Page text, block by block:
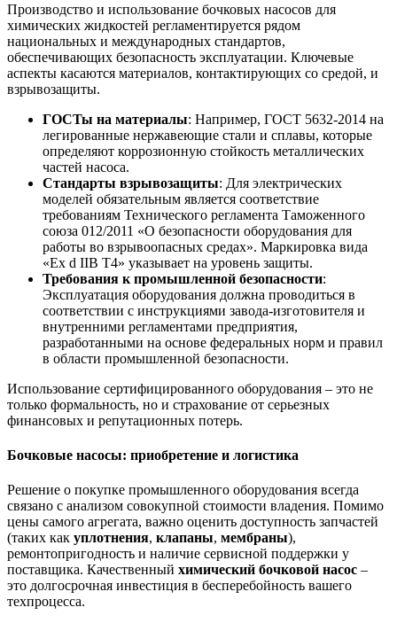
Производство и использование бочковых насосов для
химических жидкостей регламентируется рядом
национальных и международных стандартов,
обеспечивающих безопасность эксплуатации. Ключевые
аспекты касаются материалов, контактирующих со средой, и
взрывозащиты.
ГОСТы на материалы: Например, ГОСТ 5632-2014 на
легированные нержавеющие стали и сплавы, которые
определяют коррозионную стойкость металлических
частей насоса.
Стандарты взрывозащиты: Для электрических
моделей обязательным является соответствие
требованиям Технического регламента Таможенного
союза 012/2011 «О безопасности оборудования для
работы во взрывоопасных средах». Маркировка вида
«Ex d IIB T4» указывает на уровень защиты.
Требования к промышленной безопасности:
Эксплуатация оборудования должна проводиться в
соответствии с инструкциями завода-изготовителя и
внутренними регламентами предприятия,
разработанными на основе федеральных норм и правил
в области промышленной безопасности.
Использование сертифицированного оборудования – это не
только формальность, но и страхование от серьезных
финансовых и репутационных потерь.
Бочковые насосы: приобретение и логистика
Решение о покупке промышленного оборудования всегда
связано с анализом совокупной стоимости владения. Помимо
цены самого агрегата, важно оценить доступность запчастей
(таких как уплотнения, клапаны, мембраны),
ремонтопригодность и наличие сервисной поддержки у
поставщика. Качественный химический бочковой насос –
это долгосрочная инвестиция в бесперебойность вашего
техпроцесса.